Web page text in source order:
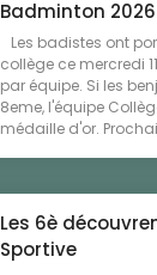
Badminton 2026
Les badistes ont
collège ce mercredi
par équipe. Si les
8eme, l'équipe
médaille d'or.
Les 6è
Sportive